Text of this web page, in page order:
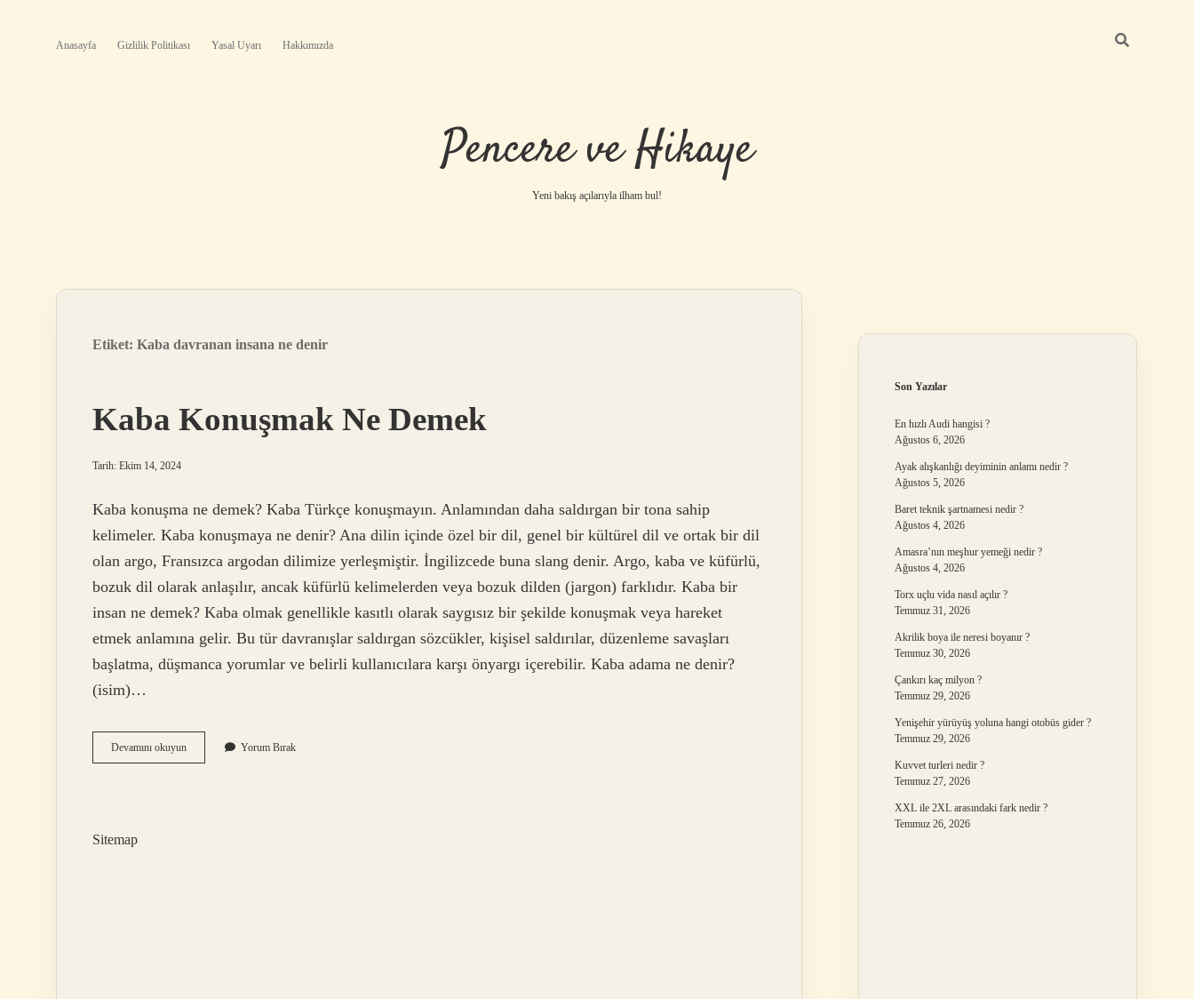
Anasayfa Gizlilik Politikası Yasal Uyarı Hakkımızda
Pencere ve Hikaye
Yeni bakış açılarıyla ilham bul!
Etiket: Kaba davranan insana ne denir
Kaba Konuşmak Ne Demek
Tarih: Ekim 14, 2024
Kaba konuşma ne demek? Kaba Türkçe konuşmayın. Anlamından daha saldırgan bir tona sahip
kelimeler. Kaba konuşmaya ne denir? Ana dilin içinde özel bir dil, genel bir kültürel dil ve ortak bir dil
olan argo, Fransızca argodan dilimize yerleşmiştir. İngilizcede buna slang denir. Argo, kaba ve küfürlü,
bozuk dil olarak anlaşılır, ancak küfürlü kelimelerden veya bozuk dilden (jargon) farklıdır. Kaba bir
insan ne demek? Kaba olmak genellikle kasıtlı olarak saygısız bir şekilde konuşmak veya hareket
etmek anlamına gelir. Bu tür davranışlar saldırgan sözcükler, kişisel saldırılar, düzenleme savaşları
başlatma, düşmanca yorumlar ve belirli kullanıcılara karşı önyargı içerebilir. Kaba adama ne denir?
(isim)…
Devamını okuyunKaba
Konuşmak
Yorum Bırak
Sitemap
Son Yazılar
En hızlı Audi hangisi ?
Ağustos 6, 2026
Ayak alışkanlığı deyiminin anlamı nedir ?
Ağustos 5, 2026
Baret teknik şartnamesi nedir ?
Ağustos 4, 2026
Amasra’nın meşhur yemeği nedir ?
Ağustos 4, 2026
Torx uçlu vida nasıl açılır ?
Temmuz 31, 2026
Akrilik boya ile neresi boyanır ?
Temmuz 30, 2026
Çankırı kaç milyon ?
Temmuz 29, 2026
Yenişehir yürüyüş yoluna hangi otobüs gider ?
Temmuz 29, 2026
Kuvvet turleri nedir ?
Temmuz 27, 2026
XXL ile 2XL arasındaki fark nedir ?
Temmuz 26, 2026